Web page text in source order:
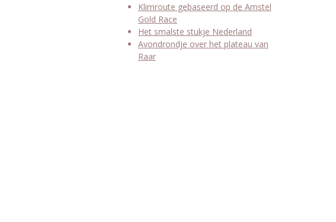
Klimroute gebaseerd op de Amstel
Gold Race
Het smalste stukje Nederland
Avondrondje over het plateau van
Raar